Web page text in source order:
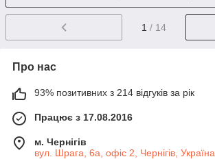
1 / 14
Про нас
93% позитивних з 214 відгуків за рік
Працює з 17.08.2016
м. Чернігів
вул. Шрага, 6а, офіс 2, Чернігів, Україна